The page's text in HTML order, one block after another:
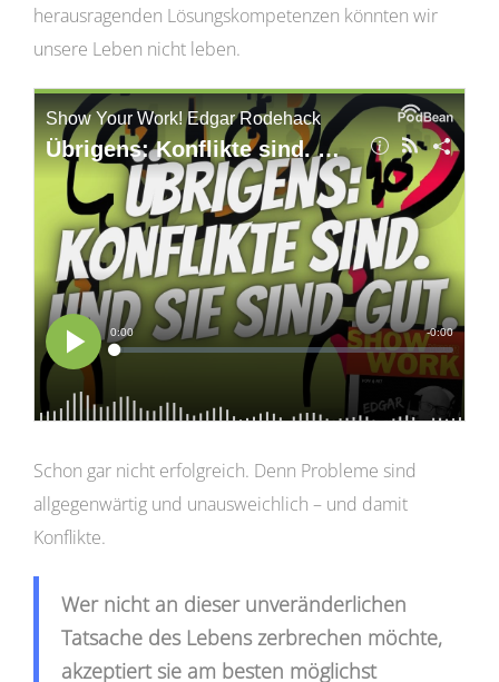
herausragenden Lösungskompetenzen könnten wir
unsere Leben nicht leben.
Schon gar nicht erfolgreich. Denn Probleme sind
allgegenwärtig und unausweichlich – und damit
Konflikte.
Wer nicht an dieser unveränderlichen
Tatsache des Lebens zerbrechen möchte,
akzeptiert sie am besten möglichst